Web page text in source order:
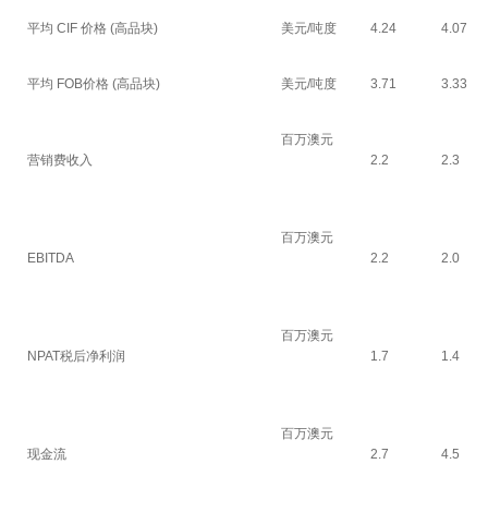
平均 CIF 价格 (高品块) 美元/吨度 4.24 4.07
平均 FOB价格 (高品块) 美元/吨度 3.71 3.33
营销费收入
百万澳元
2.2
2.3
EBITDA
百万澳元
2.2
2.0
NPAT税后净利润
百万澳元
1.7
1.4
现金流
百万澳元
2.7
4.5